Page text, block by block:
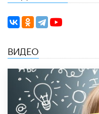
ВИДЕО